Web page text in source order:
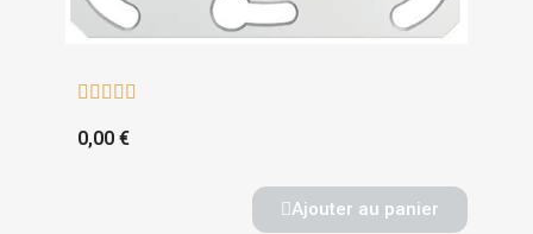
    
0,00 €
Ajouter au panier